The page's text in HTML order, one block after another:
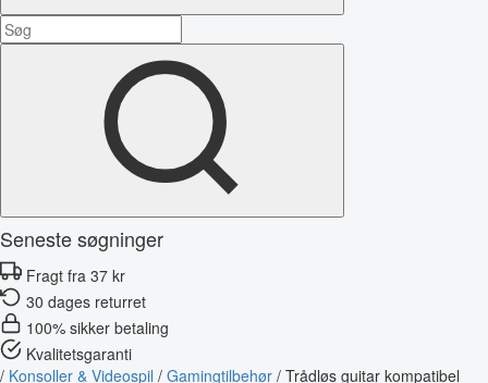
Seneste søgninger
Fragt fra 37 kr
30 dages returret
100% sikker betaling
Kvalitetsgaranti
/ Konsoller & Videospil / Gamingtilbehør / Trådløs guitar kompatibel